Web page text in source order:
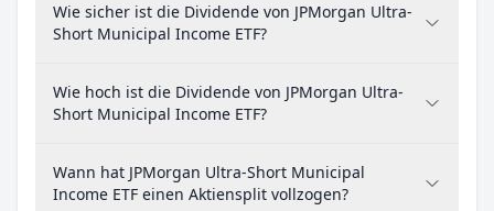
Wie sicher ist die Dividende von JPMorgan Ultra-
Short Municipal Income ETF?
Wie hoch ist die Dividende von JPMorgan Ultra-
Short Municipal Income ETF?
Wann hat JPMorgan Ultra-Short Municipal
Income ETF einen Aktiensplit vollzogen?